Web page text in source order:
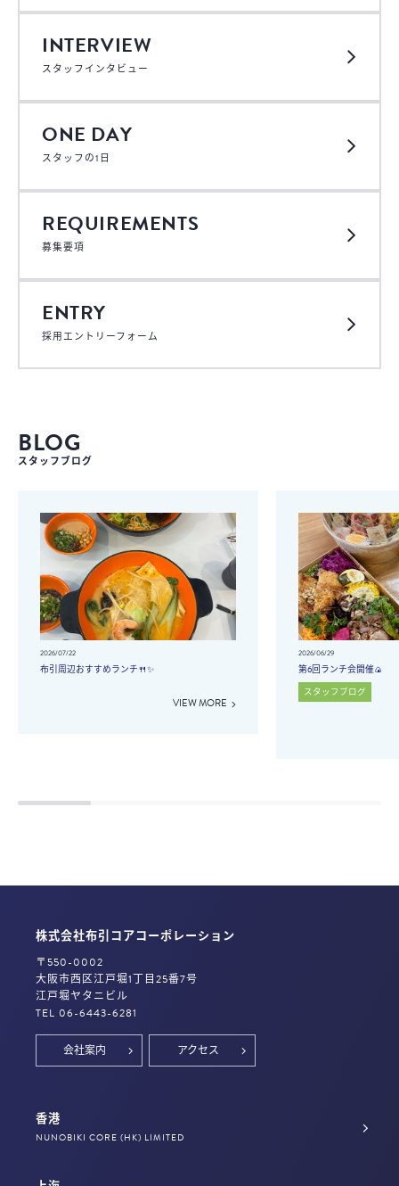
INTERVIEW
スタッフインタビュー
ONE DAY
スタッフの1日
REQUIREMENTS
募集要項
ENTRY
採用エントリーフォーム
BLOG
スタッフブログ
2026/07/22
布引周辺おすすめランチ🍴✨
VIEW MORE
2026/06/29
第6回ランチ会開催🍙
スタッフブログ
株式会社布引コアコーポレーション
〒550-0002
大阪市西区江戸堀1丁目25番7号
江戸堀ヤタニビル
TEL 06-6443-6281
会社案内 アクセス
香港
NUNOBIKI CORE (HK) LIMITED